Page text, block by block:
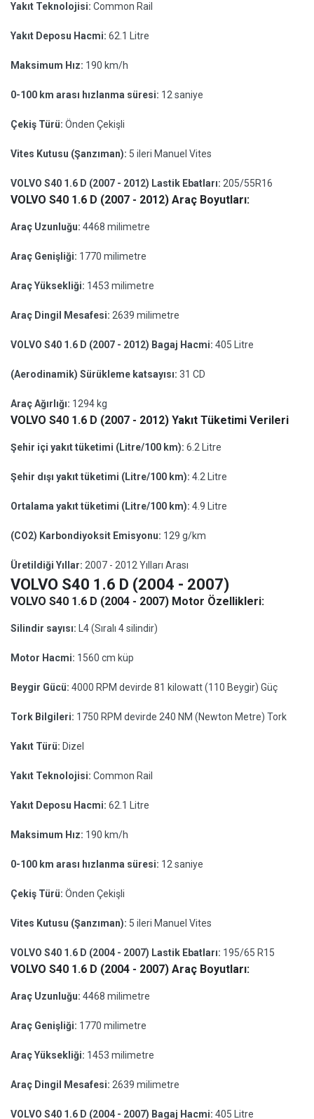
Yakıt Teknolojisi: Common Rail
Yakıt Deposu Hacmi: 62.1 Litre
Maksimum Hız: 190 km/h
0-100 km arası hızlanma süresi: 12 saniye
Çekiş Türü: Önden Çekişli
Vites Kutusu (Şanzıman): 5 ileri Manuel Vites
VOLVO S40 1.6 D (2007 - 2012) Lastik Ebatları: 205/55R16
VOLVO S40 1.6 D (2007 - 2012) Araç Boyutları:
Araç Uzunluğu: 4468 milimetre
Araç Genişliği: 1770 milimetre
Araç Yüksekliği: 1453 milimetre
Araç Dingil Mesafesi: 2639 milimetre
VOLVO S40 1.6 D (2007 - 2012) Bagaj Hacmi: 405 Litre
(Aerodinamik) Sürükleme katsayısı: 31 CD
Araç Ağırlığı: 1294 kg
VOLVO S40 1.6 D (2007 - 2012) Yakıt Tüketimi Verileri
Şehir içi yakıt tüketimi (Litre/100 km): 6.2 Litre
Şehir dışı yakıt tüketimi (Litre/100 km): 4.2 Litre
Ortalama yakıt tüketimi (Litre/100 km): 4.9 Litre
(CO2) Karbondiyoksit Emisyonu: 129 g/km
Üretildiği Yıllar: 2007 - 2012 Yılları Arası
VOLVO S40 1.6 D (2004 - 2007)
VOLVO S40 1.6 D (2004 - 2007) Motor Özellikleri:
Silindir sayısı: L4 (Sıralı 4 silindir)
Motor Hacmi: 1560 cm küp
Beygir Gücü: 4000 RPM devirde 81 kilowatt (110 Beygir) Güç
Tork Bilgileri: 1750 RPM devirde 240 NM (Newton Metre) Tork
Yakıt Türü: Dizel
Yakıt Teknolojisi: Common Rail
Yakıt Deposu Hacmi: 62.1 Litre
Maksimum Hız: 190 km/h
0-100 km arası hızlanma süresi: 12 saniye
Çekiş Türü: Önden Çekişli
Vites Kutusu (Şanzıman): 5 ileri Manuel Vites
VOLVO S40 1.6 D (2004 - 2007) Lastik Ebatları: 195/65 R15
VOLVO S40 1.6 D (2004 - 2007) Araç Boyutları:
Araç Uzunluğu: 4468 milimetre
Araç Genişliği: 1770 milimetre
Araç Yüksekliği: 1453 milimetre
Araç Dingil Mesafesi: 2639 milimetre
VOLVO S40 1.6 D (2004 - 2007) Bagaj Hacmi: 405 Litre